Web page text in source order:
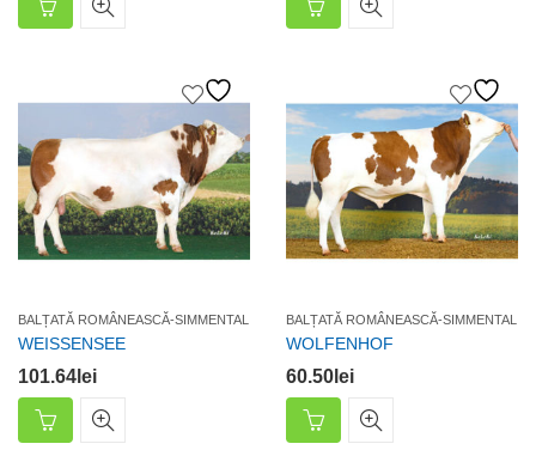
BALȚATĂ ROMÂNEASCĂ-SIMMENTAL
WEISSENSEE
101.64 lei
BALȚATĂ ROMÂNEASCĂ-SIMMENTAL
WOLFENHOF
60.50 lei